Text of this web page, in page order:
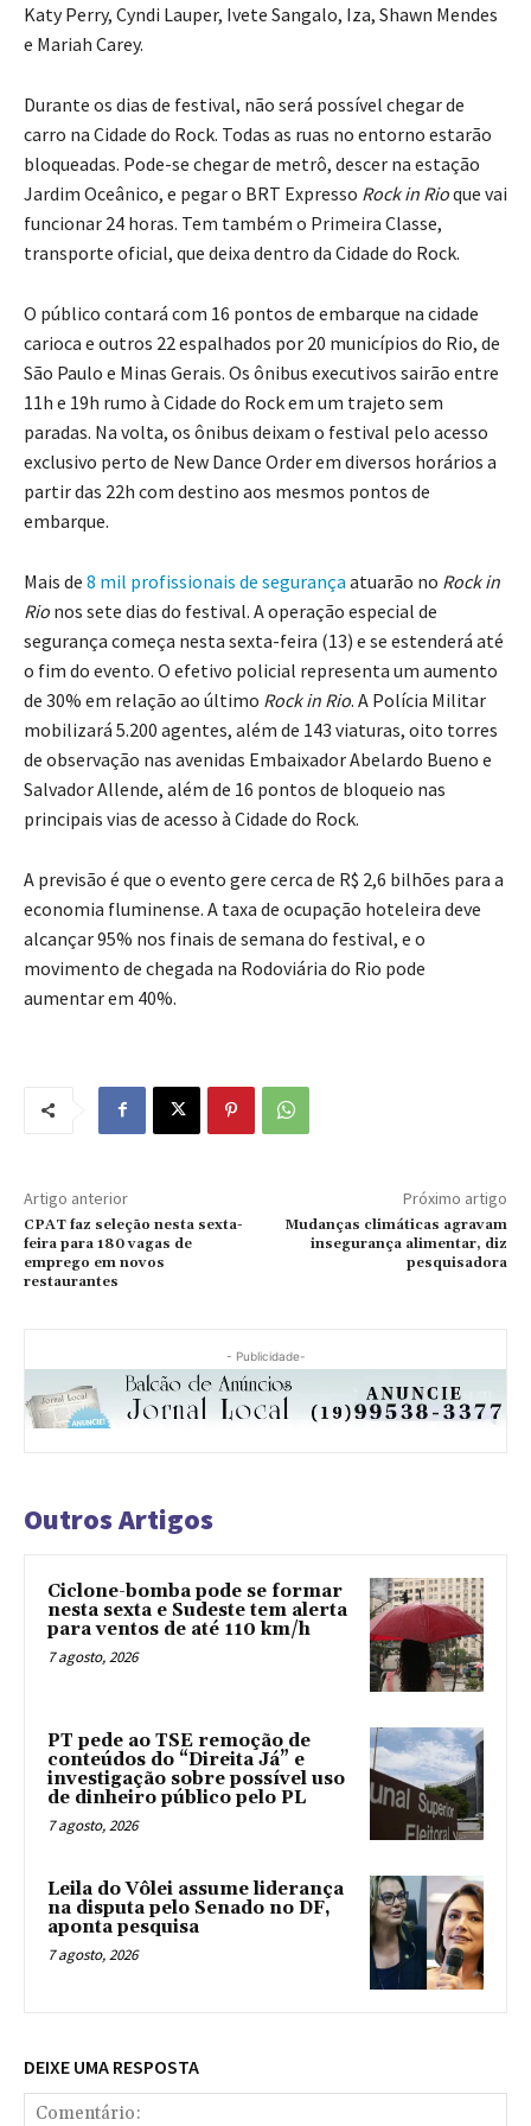
Katy Perry, Cyndi Lauper, Ivete Sangalo, Iza, Shawn Mendes
e Mariah Carey.
Durante os dias de festival, não será possível chegar de
carro na Cidade do Rock. Todas as ruas no entorno estarão
bloqueadas. Pode-se chegar de metrô, descer na estação
Jardim Oceânico, e pegar o BRT Expresso Rock in Rioque vai
funcionar 24 horas. Tem também o Primeira Classe,
transporte oficial, que deixa dentro da Cidade do Rock.
O público contará com 16 pontos de embarque na cidade
carioca e outros 22 espalhados por 20 municípios do Rio, de
São Paulo e Minas Gerais. Os ônibus executivos sairão entre
11h e 19h rumo à Cidade do Rock em um trajeto sem
paradas. Na volta, os ônibus deixam o festival pelo acesso
exclusivo perto de New Dance Order em diversos horários a
partir das 22h com destino aos mesmos pontos de
embarque.
Mais de 8 mil profissionais de segurança atuarão no Rock in
Rio nos sete dias do festival. A operação especial de
segurança começa nesta sexta-feira (13) e se estenderá até
o fim do evento. O efetivo policial representa um aumento
de 30% em relação ao último Rock in Rio. A Polícia Militar
mobilizará 5.200 agentes, além de 143 viaturas, oito torres
de observação nas avenidas Embaixador Abelardo Bueno e
Salvador Allende, além de 16 pontos de bloqueio nas
principais vias de acesso à Cidade do Rock.
A previsão é que o evento gere cerca de R$ 2,6 bilhões para a
economia fluminense. A taxa de ocupação hoteleira deve
alcançar 95% nos finais de semana do festival, e o
movimento de chegada na Rodoviária do Rio pode
aumentar em 40%.
Artigo anterior
CPAT faz seleção nesta sexta-
feira para 180 vagas de
emprego em novos
restaurantes
Próximo artigo
Mudanças climáticas agravam
insegurança alimentar, diz
pesquisadora
- Publicidade-
Outros Artigos
Ciclone-bomba pode se formar
nesta sexta e Sudeste tem alerta
para ventos de até 110 km/h
7 agosto, 2026
PT pede ao TSE remoção de
conteúdos do “Direita Já” e
investigação sobre possível uso
de dinheiro público pelo PL
7 agosto, 2026
Leila do Vôlei assume liderança
na disputa pelo Senado no DF,
aponta pesquisa
7 agosto, 2026
DEIXE UMA RESPOSTA